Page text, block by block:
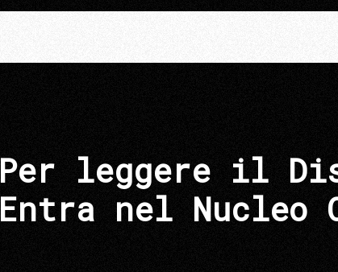
Per leggere il
Entra nel Nucleo